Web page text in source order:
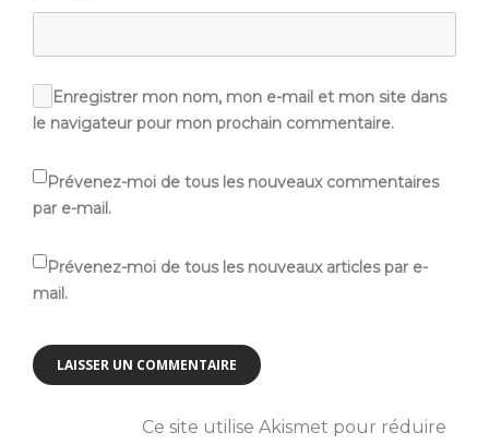
Enregistrer mon nom, mon e-mail et mon site dans
le navigateur pour mon prochain commentaire.
Prévenez-moi de tous les nouveaux commentaires
par e-mail.
Prévenez-moi de tous les nouveaux articles par e-
mail.
Ce site utilise Akismet pour réduire